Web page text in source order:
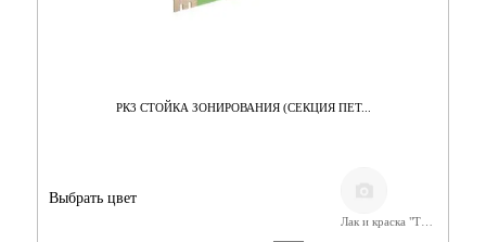
РК3 СТОЙКА ЗОНИРОВАНИЯ (СЕКЦИЯ ПЕТ...
Выбрать цвет
Лак и краска "Тиккурила"